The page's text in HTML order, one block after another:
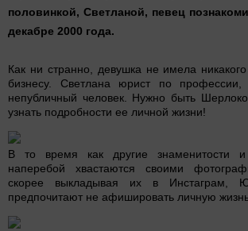
половинкой, Светланой, певец
декабре 2000 года.
Как ни странно, девушка не имела
бизнесу. Светлана юрист по
непубличный человек. Нужно быть
узнать подробности ее личной жизни!
В то время как другие знаменитости и
наперебой хвастаются своими
скорее выкладывая их в Инстаграм,
предпочитают не афишировать личную